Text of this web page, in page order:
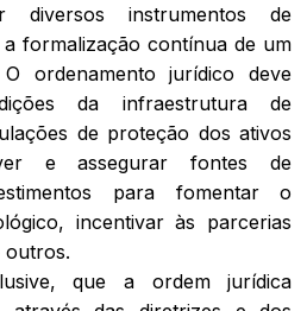
diversos instrumentos de
formalização contínua de um
ordenamento jurídico deve
da infraestrutura de
de proteção dos ativos
e assegurar fontes de
para fomentar o
incentivar às parcerias
outros.
que a ordem jurídica